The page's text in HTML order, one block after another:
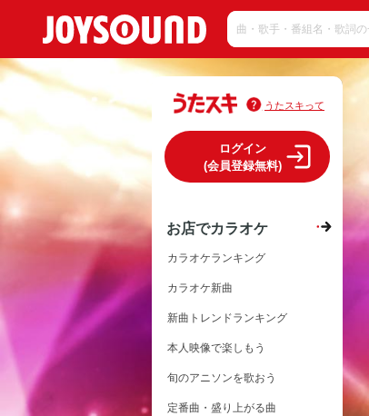
うたスキって
ログイン
(会員登録無料)
お店でカラオケ
カラオケランキング
カラオケ新曲
新曲トレンドランキング
本人映像で楽しもう
旬のアニソンを歌おう
定番曲・盛り上がる曲